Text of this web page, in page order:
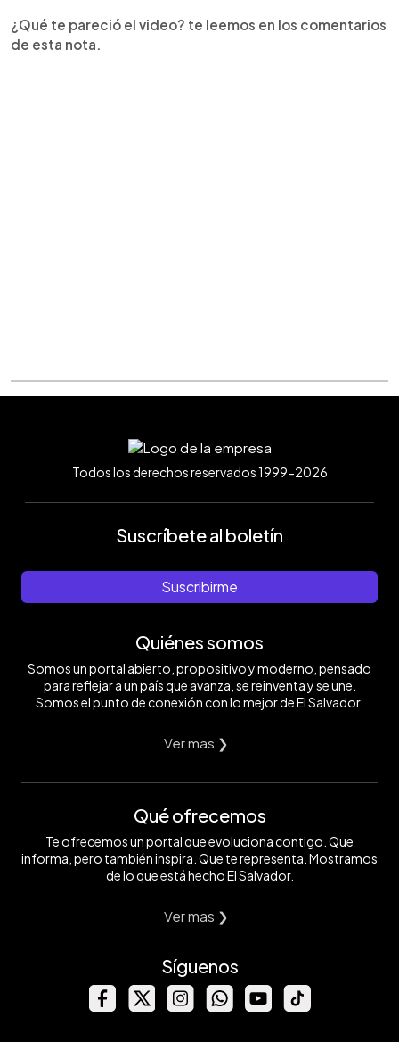
¿Qué te pareció el video? te leemos en los comentarios
de esta nota.
Todos los derechos reservados 1999-2026
Suscríbete al boletín
Suscribirme
Quiénes somos
Somos un portal abierto, propositivo y moderno, pensado
para reflejar a un país que avanza, se reinventa y se une.
Somos el punto de conexión con lo mejor de El Salvador.
Ver mas ❯
Qué ofrecemos
Te ofrecemos un portal que evoluciona contigo. Que
informa, pero también inspira. Que te representa. Mostramos
de lo que está hecho El Salvador.
Ver mas ❯
Síguenos